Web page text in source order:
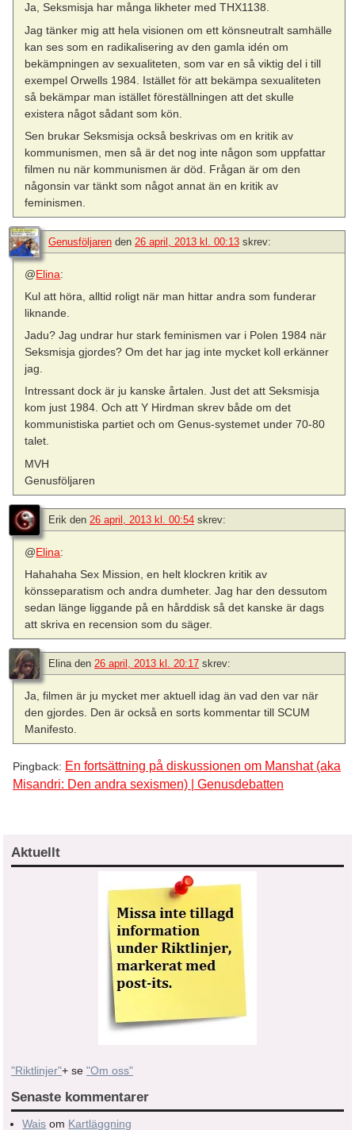
Ja, Seksmisja har många likheter med THX1138.
Jag tänker mig att hela visionen om ett könsneutralt samhälle
kan ses som en radikalisering av den gamla idén om
bekämpningen av sexualiteten, som var en så viktig del i till
exempel Orwells 1984. Istället för att bekämpa sexualiteten
så bekämpar man istället föreställningen att det skulle
existera något sådant som kön.
Sen brukar Seksmisja också beskrivas om en kritik av
kommunismen, men så är det nog inte någon som uppfattar
filmen nu när kommunismen är död. Frågan är om den
någonsin var tänkt som något annat än en kritik av
feminismen.
Genusföljaren den 26 april, 2013 kl. 00:13 skrev:
@Elina:
Kul att höra, alltid roligt när man hittar andra som funderar
liknande.
Jadu? Jag undrar hur stark feminismen var i Polen 1984 när
Seksmisja gjordes? Om det har jag inte mycket koll erkänner
jag.
Intressant dock är ju kanske årtalen. Just det att Seksmisja
kom just 1984. Och att Y Hirdman skrev både om det
kommunistiska partiet och om Genus-systemet under 70-80
talet.
MVH
Genusföljaren
Erik den 26 april, 2013 kl. 00:54 skrev:
@Elina:
Hahahaha Sex Mission, en helt klockren kritik av
könsseparatism och andra dumheter. Jag har den dessutom
sedan länge liggande på en hårddisk så det kanske är dags
att skriva en recension som du säger.
Elinaden 26 april, 2013 kl. 20:17 skrev:
Ja, filmen är ju mycket mer aktuell idag än vad den var när
den gjordes. Den är också en sorts kommentar till SCUM
Manifesto.
Pingback: En fortsättning på diskussionen om Manshat (aka
Misandri: Den andra sexismen) | Genusdebatten
Aktuellt
"Riktlinjer"+ se "Om oss"
Senaste kommentarer
Wais om Kartläggning